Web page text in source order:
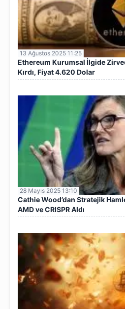
13 Ağustos 2025 11:25
Ethereum Kurumsal İlgide
Kırdı, Fiyat 4.620 Dolar
28 Mayıs 2025 13:10
Cathie Wood’dan Stratejik
AMD ve CRISPR Aldı